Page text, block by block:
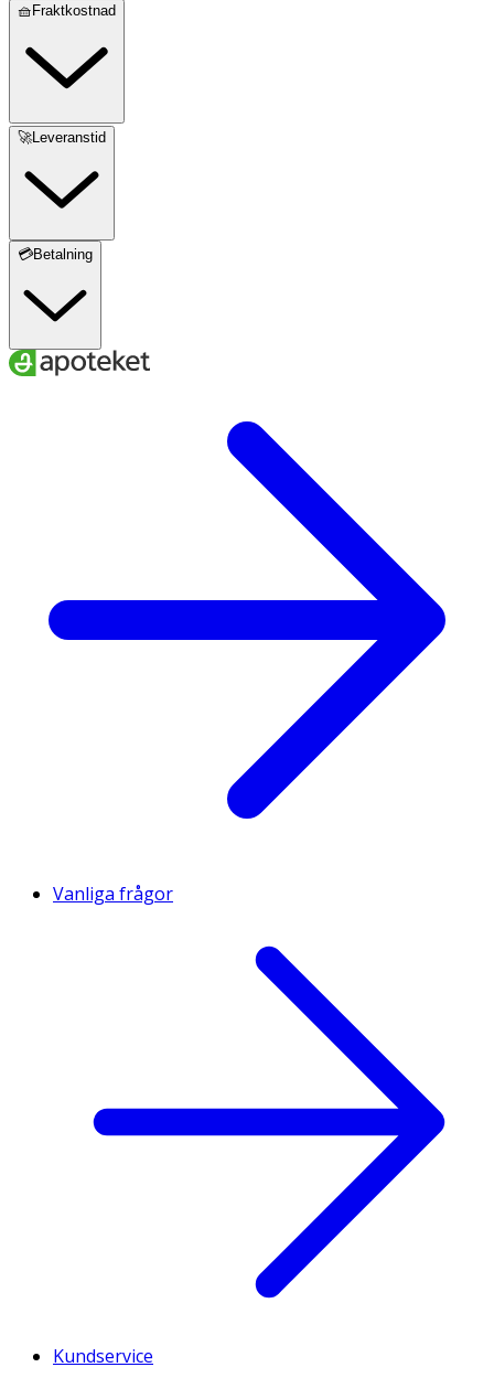
🧺Fraktkostnad
🚀Leveranstid
💳Betalning
Vanliga frågor
Kundservice